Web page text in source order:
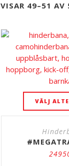
VISAR 49–51 AV
VÄLJ